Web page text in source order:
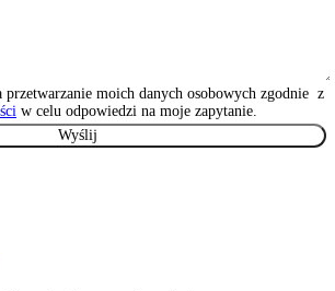
przetwarzanie moich danych osobowych zgodnie z
w celu odpowiedzi na moje zapytanie.